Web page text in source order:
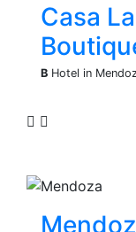
Casa
B Hotel in